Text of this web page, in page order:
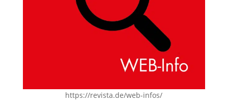
https://revista.de/web-infos/